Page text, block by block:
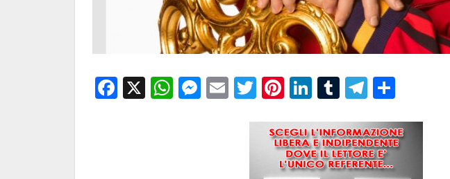
Facebook
X WhatsApp
Messenger
EmailTwitter
Pinterest
LinkedIn
TumblrTelegram